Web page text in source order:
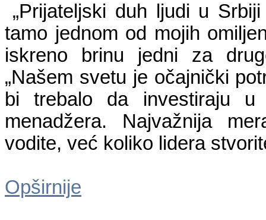
„Prijateljski duh ljudi u
tamo jednom od mojih
iskreno brinu jedni za
„Našem svetu je očajnički
bi trebalo da investiraju
menadžera. Najvažnija
vodite, već koliko lidera
Opširnije